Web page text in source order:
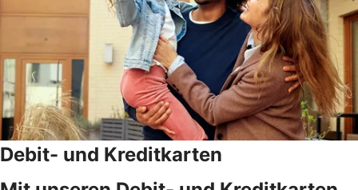
Debit- und Kreditkarten